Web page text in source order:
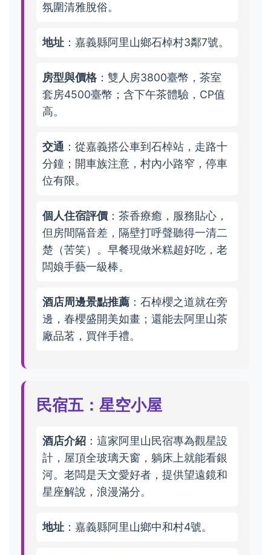
氛圍清雅脫俗。
地址 ：嘉義縣阿里山鄉石棹村3鄰7號。
房型與價格：雙人房3800臺幣，茶室
套房4500臺幣；含下午茶體驗，CP值
高。
交通 ：從嘉義搭公車到石棹站，走路十
分鐘；開車族注意，村內小路窄，停車
位有限。
個人住宿評價 ：茶香療癒，服務貼心，
但房間隔音差，隔壁打呼聲聽得一清二
楚（苦笑）。早餐現做米糕超好吃，老
闆娘手藝一級棒。
酒店周邊景點推薦 ：石棹櫻之道就在旁
邊，春櫻盛開美如畫；還能去阿里山茶
廠品茗，買伴手禮。
民宿五：星空小屋
酒店介紹 ：這家阿里山民宿專為觀星設
計，屋頂全玻璃天窗，躺床上就能看銀
河。老闆是天文愛好者，提供望遠鏡和
星座解說，浪漫滿分。
地址 ：嘉義縣阿里山鄉中和村4號。